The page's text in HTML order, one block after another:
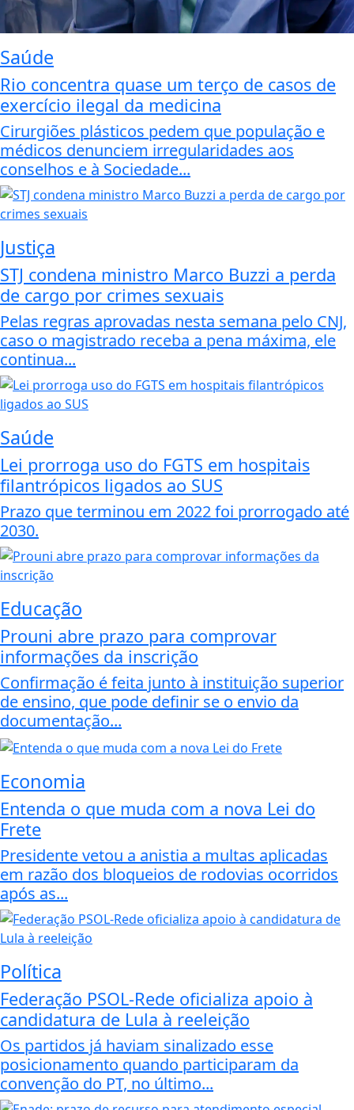
Saúde
Rio concentra quase um terço de casos de
exercício ilegal da medicina
Cirurgiões plásticos pedem que população e
médicos denunciem irregularidades aos
conselhos e à Sociedade...
Justiça
STJ condena ministro Marco Buzzi a perda
de cargo por crimes sexuais
Pelas regras aprovadas nesta semana pelo CNJ,
caso o magistrado receba a pena máxima, ele
continua...
Saúde
Lei prorroga uso do FGTS em hospitais
filantrópicos ligados ao SUS
Prazo que terminou em 2022 foi prorrogado até
2030.
Educação
Prouni abre prazo para comprovar
informações da inscrição
Confirmação é feita junto à instituição superior
de ensino, que pode definir se o envio da
documentação...
Economia
Entenda o que muda com a nova Lei do
Frete
Presidente vetou a anistia a multas aplicadas
em razão dos bloqueios de rodovias ocorridos
após as...
Política
Federação PSOL-Rede oficializa apoio à
candidatura de Lula à reeleição
Os partidos já haviam sinalizado esse
posicionamento quando participaram da
convenção do PT, no último...